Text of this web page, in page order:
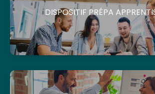
DISPOSITIF PRÉPA